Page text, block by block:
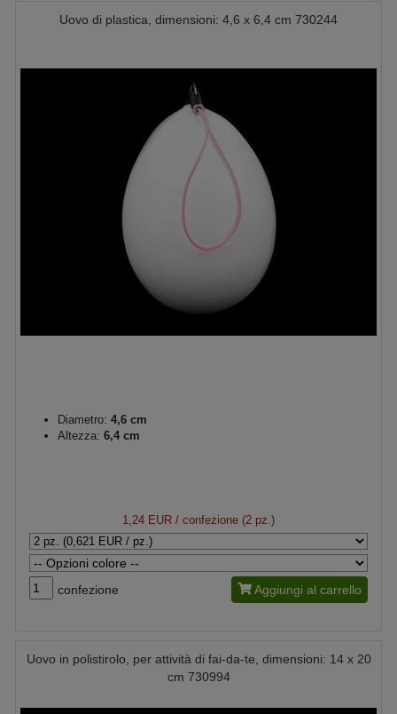
Uovo di plastica, dimensioni: 4,6 x 6,4 cm 730244
Diametro: 4,6 cm
Altezza: 6,4 cm
1,24 EUR / confezione (2 pz.)
confezione Aggiungi al carrello
Uovo in polistirolo, per attività di fai-da-te, dimensioni: 14 x 20
cm 730994